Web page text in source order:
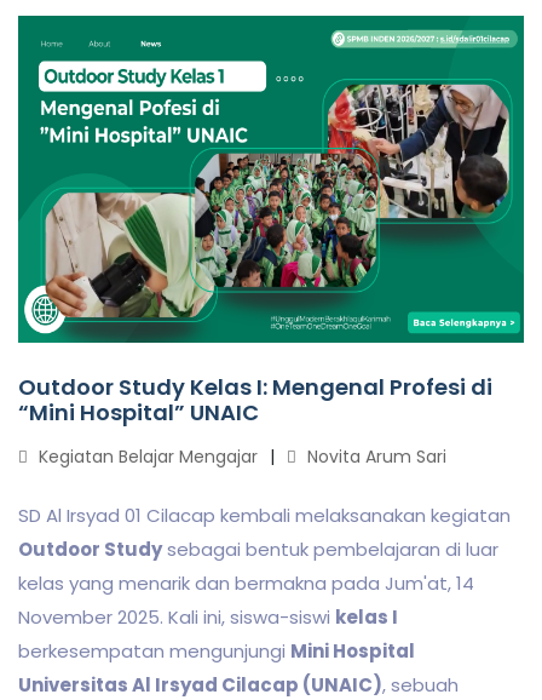
Outdoor Study Kelas I: Mengenal Profesi di
“Mini Hospital” UNAIC
Kegiatan Belajar Mengajar Novita Arum Sari
SD Al Irsyad 01 Cilacap kembali melaksanakan kegiatan
Outdoor Studysebagai bentuk pembelajaran di luar
kelas yang menarik dan bermakna pada Jum'at, 14
November 2025. Kali ini, siswa-siswi kelas I
berkesempatan mengunjungi Mini Hospital
Universitas Al Irsyad Cilacap (UNAIC), sebuah